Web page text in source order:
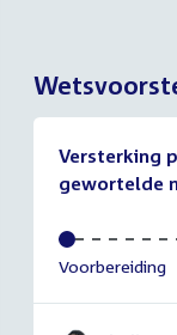
Versterking
gewortelde
Voltooid:
Voorbereiding